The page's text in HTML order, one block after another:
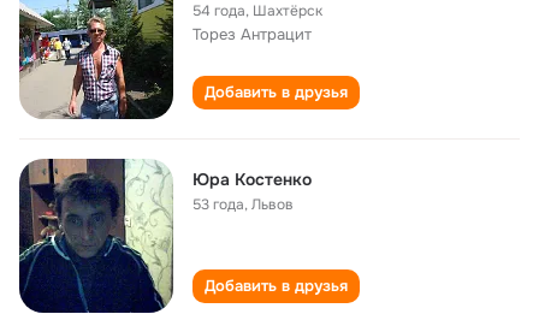
54 года, Шахтёрск
Торез Антрацит
Добавить в друзья
Юра Костенко
53 года,Львов
Добавить в друзья